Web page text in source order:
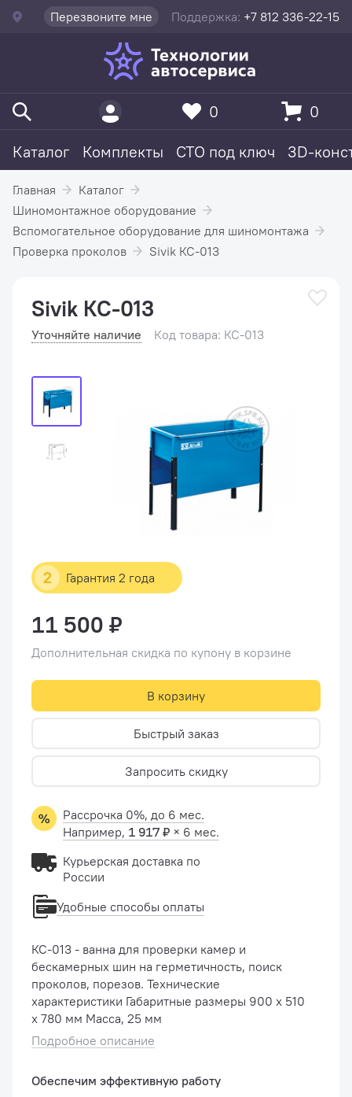
Перезвоните мне Поддержка: +7 812 336-22-15
Каталог Комплекты СТО под ключ 3D-
0 0
Главная
Каталог
Шиномонтажное оборудование
Вспомогательное оборудование для шиномонтажа
Проверка проколов
Sivik КС-013
2 Гарантия 2 года
Sivik КС-013
Уточняйте наличие Код товара: КС-013
КС-013 - ванна для проверки камер и
бескамерных шин на герметичность, поиск
проколов, порезов. Технические
характеристики Габаритные размеры 900 х 510
х 780 мм Масса, 25 мм
Подробное описание
Обеспечим эффективную работу
11 500 ₽
Дополнительная скидка по купону в корзине
В корзину
Быстрый заказ
Запросить скидку
Рассрочка 0%, до 6 мес.
Например, 1 917 ₽ × 6 мес.
Курьерская доставка по
России
Удобные способы оплаты